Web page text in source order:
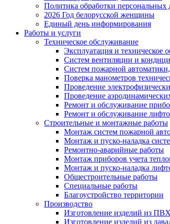
Политика обработки персональных
2026 Год белорусской женщины
Единый день информирования
Работы и услуги
Техническое обслуживание
Эксплуатация и техническое
Систем вентиляции и
Систем пожарной
Поверка манометров
Проведение
Проведение
Ремонт и обслуживание
Ремонт и обслуживание
Строительные и монтажные работы
Монтаж систем пожарной
Монтаж и пуско-наладка
Ремонтно-аварийные работы
Монтаж приборов учета
Монтаж и пуско-наладка
Общестроительные работы
Специальные работы
Благоустройство территории
Производство
Изготовление изделий из
Изготовление изделий из